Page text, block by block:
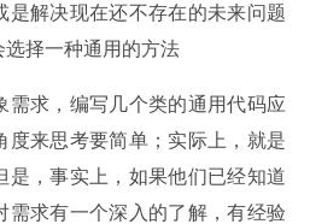
是解决现在还不存在的未来问题
择一种通用的方法
需求，编写几个类的通用代码应
度来思考要简单；实际上，就是
是，事实上，如果他们已经知道
需求有一个深入的了解，有经验